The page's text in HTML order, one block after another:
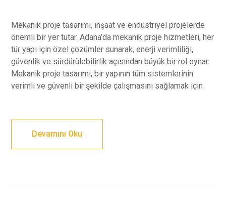
Mekanik proje tasarımı, inşaat ve endüstriyel projelerde
önemli bir yer tutar. Adana’da mekanik proje hizmetleri, her
tür yapı için özel çözümler sunarak, enerji verimliliği,
güvenlik ve sürdürülebilirlik açısından büyük bir rol oynar.
Mekanik proje tasarımı, bir yapının tüm sistemlerinin
verimli ve güvenli bir şekilde çalışmasını sağlamak için
Devamını Oku